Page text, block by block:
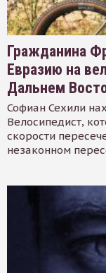
Гражданина
Евразию на
Дальнем
Софиан Сехили
Велосипедист,
скорости
незаконном